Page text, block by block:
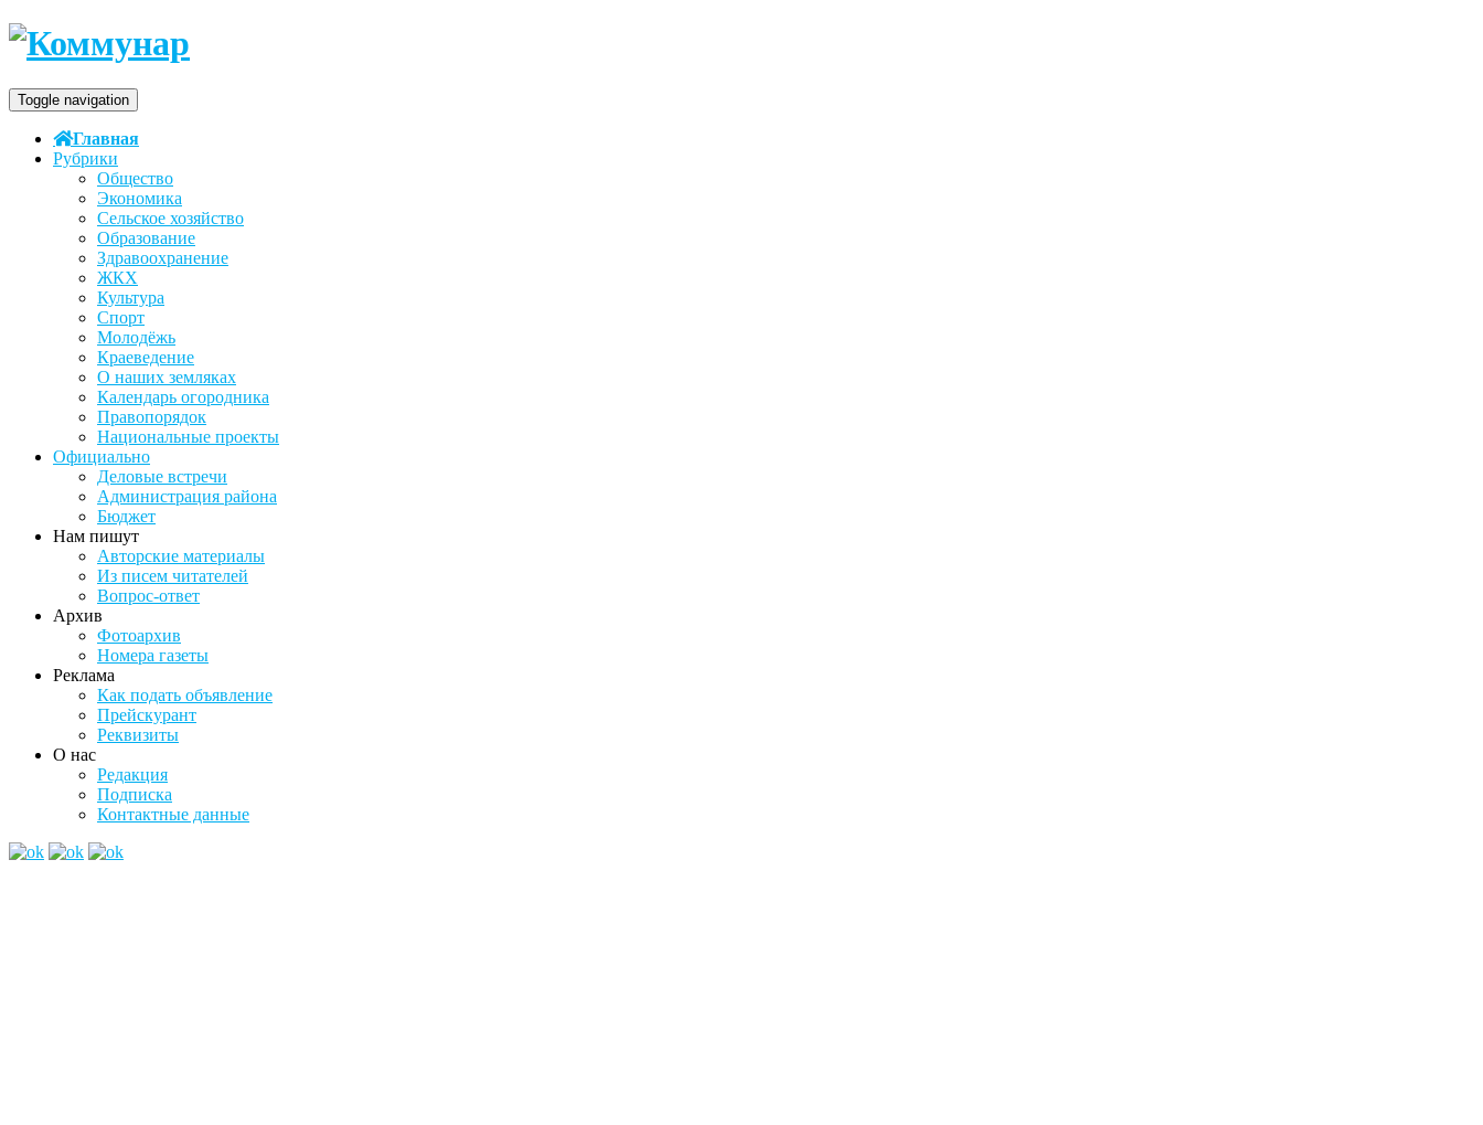
Toggle navigation
Главная
Рубрики
Общество
Экономика
Сельское хозяйство
Образование
Здравоохранение
ЖКХ
Культура
Спорт
Молодёжь
Краеведение
О наших земляках
Календарь огородника
Правопорядок
Национальные проекты
Официально
Деловые встречи
Администрация района
Бюджет
Нам пишут
Авторские материалы
Из писем читателей
Вопрос-ответ
Архив
Фотоархив
Номера газеты
Реклама
Как подать объявление
Прейскурант
Реквизиты
О нас
Редакция
Подписка
Контактные данные